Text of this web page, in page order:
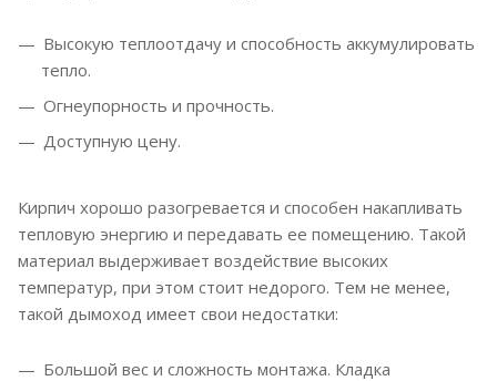
Высокую теплоотдачу и способность аккумулировать
тепло.
Огнеупорность и прочность.
Доступную цену.
Кирпич хорошо разогревается и способен накапливать
тепловую энергию и передавать ее помещению. Такой
материал выдерживает воздействие высоких
температур, при этом стоит недорого. Тем не менее,
такой дымоход имеет свои недостатки:
Большой вес и сложность монтажа. Кладка